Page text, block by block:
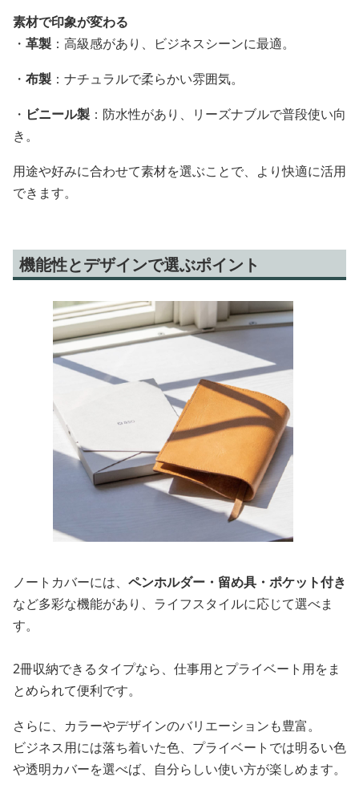
素材で印象が変わる
・ 革製 ：高級感があり、ビジネスシーンに最適。
・ 布製 ：ナチュラルで柔らかい雰囲気。
・ ビニール製 ：防水性があり、リーズナブルで普段使い向
き。
用途や好みに合わせて素材を選ぶことで、より快適に活用
できます。
機能性とデザインで選ぶポイント
ノートカバーには、 ペンホルダー・留め具・ポケット付き
など多彩な機能があり、ライフスタイルに応じて選べま
す。
2冊収納できるタイプなら、仕事用とプライベート用をま
とめられて便利です。
さらに、カラーやデザインのバリエーションも豊富。
ビジネス用には落ち着いた色、プライベートでは明るい色
や透明カバーを選べば、自分らしい使い方が楽しめます。